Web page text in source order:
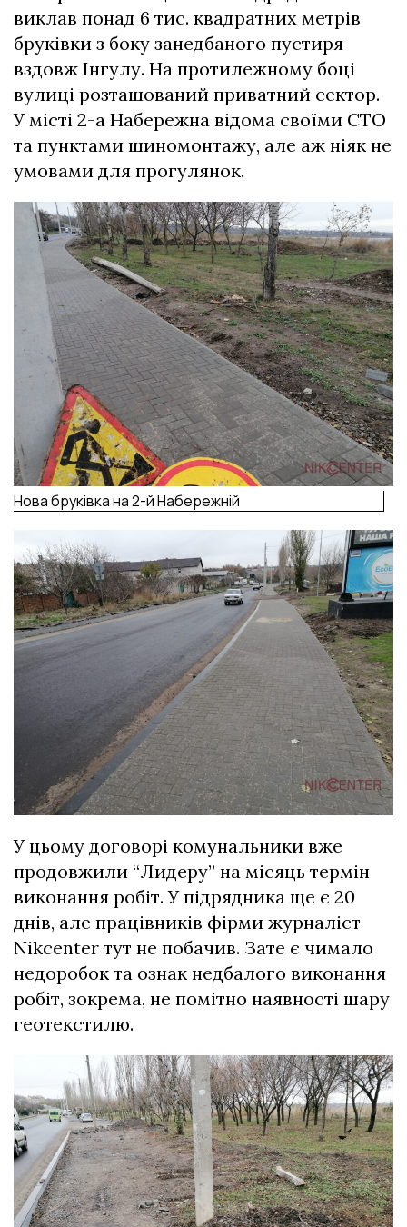
виклав понад 6 тис. квадратних метрів
бруківки з боку занедбаного пустиря
вздовж Інгулу. На протилежному боці
вулиці розташований приватний сектор.
У місті 2-а Набережна відома своїми СТО
та пунктами шиномонтажу, але аж ніяк не
умовами для прогулянок.
Нова бруківка на 2-й Набережній
У цьому договорі комунальники вже
продовжили “Лидеру” на місяць термін
виконання робіт. У підрядника ще є 20
днів, але працівників фірми журналіст
Nikcenter тут не побачив. Зате є чимало
недоробок та ознак недбалого виконання
робіт, зокрема, не помітно наявності шару
геотекстилю.